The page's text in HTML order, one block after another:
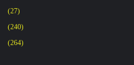
(27)
(240)
(264)